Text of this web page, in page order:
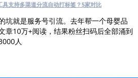
支持多渠道分流自动打标签？5家对比
坑就是服务号引流。去年帮一个母婴品
章10万+阅读，结果粉丝扫码后全部涌到
人